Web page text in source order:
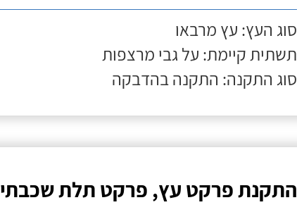
סוג העץ: עץ מרבאו
תשתית קיימת: על גבי מרצפות
סוג התקנה: התקנה בהדבקה
התקנת פרקט עץ, פרקט תלת שכבתי